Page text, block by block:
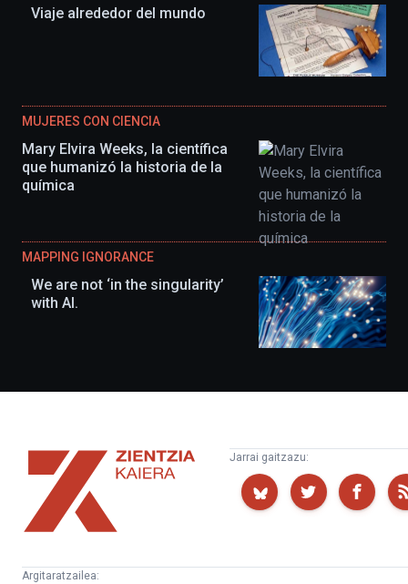
Viaje alrededor del mundo
MUJERES CON CIENCIA
Mary Elvira Weeks, la científica
que humanizó la historia de la
química
MAPPING IGNORANCE
We are not ‘in the singularity’
with AI.
Zientzia
Kaiera
Jarrai gaitzazu:
Argitaratzailea: